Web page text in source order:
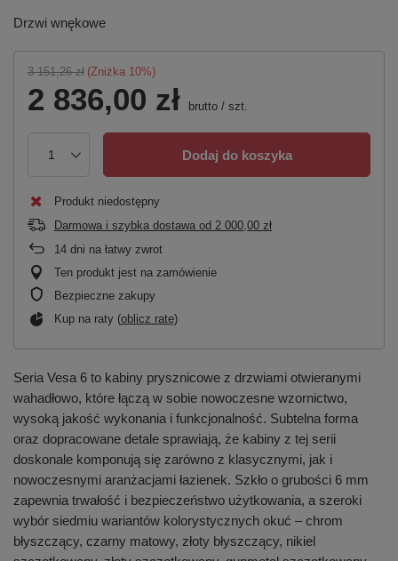
Drzwi wnękowe
3 151,26 zł (Zniżka 10%)
2 836,00 zł brutto / szt.
Dodaj do koszyka
Produkt niedostępny
Darmowa i szybka dostawa od 2 000,00 zł
14 dni na łatwy zwrot
Ten produkt jest na zamówienie
Bezpieczne zakupy
Kup na raty (oblicz ratę)
Seria Vesa 6 to kabiny prysznicowe z drzwiami otwieranymi
wahadłowo, które łączą w sobie nowoczesne wzornictwo,
wysoką jakość wykonania i funkcjonalność. Subtelna forma
oraz dopracowane detale sprawiają, że kabiny z tej serii
doskonale komponują się zarówno z klasycznymi, jak i
nowoczesnymi aranżacjami łazienek. Szkło o grubości 6 mm
zapewnia trwałość i bezpieczeństwo użytkowania, a szeroki
wybór siedmiu wariantów kolorystycznych okuć – chrom
błyszczący, czarny matowy, złoty błyszczący, nikiel